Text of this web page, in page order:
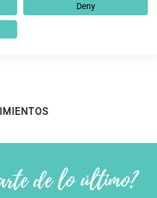
por INESE en los
de lo último?
Deny